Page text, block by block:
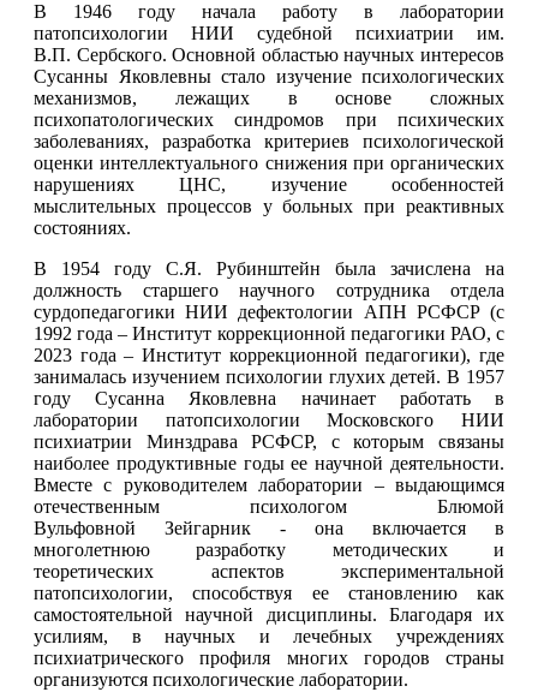
В 1946 году начала работу в лаборатории
патопсихологии НИИ судебной психиатрии им.
В.П. Сербского. Основной областью научных интересов
Сусанны Яковлевны стало изучение психологических
механизмов, лежащих в основе сложных
психопатологических синдромов при психических
заболеваниях, разработка критериев психологической
оценки интеллектуального снижения при органических
нарушениях ЦНС, изучение особенностей
мыслительных процессов у больных при реактивных
состояниях.
В 1954 году С.Я. Рубинштейн была зачислена на
должность старшего научного сотрудника отдела
сурдопедагогики НИИ дефектологии АПН РСФСР (с
1992 года – Институт коррекционной педагогики РАО, с
2023 года – Институт коррекционной педагогики), где
занималась изучением психологии глухих детей. В 1957
году Сусанна Яковлевна начинает работать в
лаборатории патопсихологии Московского НИИ
психиатрии Минздрава РСФСР, с которым связаны
наиболее продуктивные годы ее научной деятельности.
Вместе с руководителем лаборатории – выдающимся
отечественным психологом Блюмой
Вульфовной Зейгарник - она включается в
многолетнюю разработку методических и
теоретических аспектов экспериментальной
патопсихологии, способствуя ее становлению как
самостоятельной научной дисциплины. Благодаря их
усилиям, в научных и лечебных учреждениях
психиатрического профиля многих городов страны
организуются психологические лаборатории.